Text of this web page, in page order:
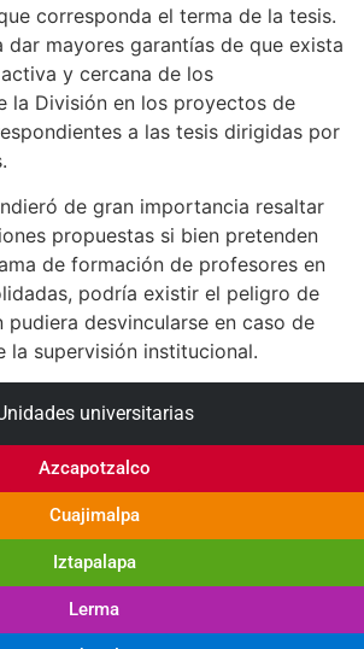
corresponda el terma de la tesis.
dar mayores garantías de que exista
y cercana de los
la División en los proyectos de
a las tesis dirigidas por
de gran importancia resaltar
propuestas si bien pretenden
de formación de profesores en
podría existir el peligro de
pudiera desvincularse en caso de
la supervisión institucional.
universitarias
Azcapotzalco
Cuajimalpa
Iztapalapa
Lerma